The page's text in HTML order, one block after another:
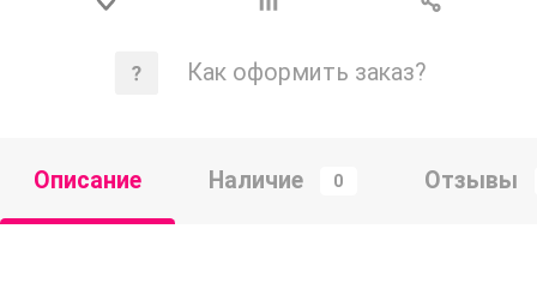
Как оформить заказ?
Описание Наличие 0 Отзывы